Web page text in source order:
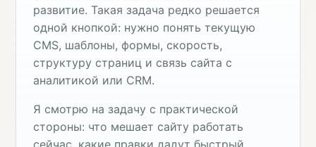
развитие. Такая задача редко решается
одной кнопкой: нужно понять текущую
CMS, шаблоны, формы, скорость,
структуру страниц и связь сайта с
аналитикой или CRM.
Я смотрю на задачу с практической
стороны: что мешает сайту работать
сейчас, какие правки дадут быстрый